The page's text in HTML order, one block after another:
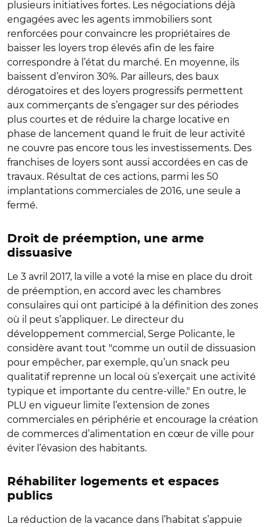
plusieurs initiatives fortes. Les négociations déjà
engagées avec les agents immobiliers sont
renforcées pour convaincre les propriétaires de
baisser les loyers trop élevés afin de les faire
correspondre à l’état du marché. En moyenne, ils
baissent d’environ 30%. Par ailleurs, des baux
dérogatoires et des loyers progressifs permettent
aux commerçants de s’engager sur des périodes
plus courtes et de réduire la charge locative en
phase de lancement quand le fruit de leur activité
ne couvre pas encore tous les investissements. Des
franchises de loyers sont aussi accordées en cas de
travaux. Résultat de ces actions, parmi les 50
implantations commerciales de 2016, une seule a
fermé.
Droit de préemption, une arme
dissuasive
Le 3 avril 2017, la ville a voté la mise en place du droit
de préemption, en accord avec les chambres
consulaires qui ont participé à la définition des zones
où il peut s’appliquer. Le directeur du
développement commercial, Serge Policante, le
considère avant tout "comme un outil de dissuasion
pour empêcher, par exemple, qu’un snack peu
qualitatif reprenne un local où s’exerçait une activité
typique et importante du centre-ville." En outre, le
PLU en vigueur limite l’extension de zones
commerciales en périphérie et encourage la création
de commerces d’alimentation en cœur de ville pour
éviter l’évasion des habitants.
Réhabiliter logements et espaces
publics
La réduction de la vacance dans l’habitat s’appuie